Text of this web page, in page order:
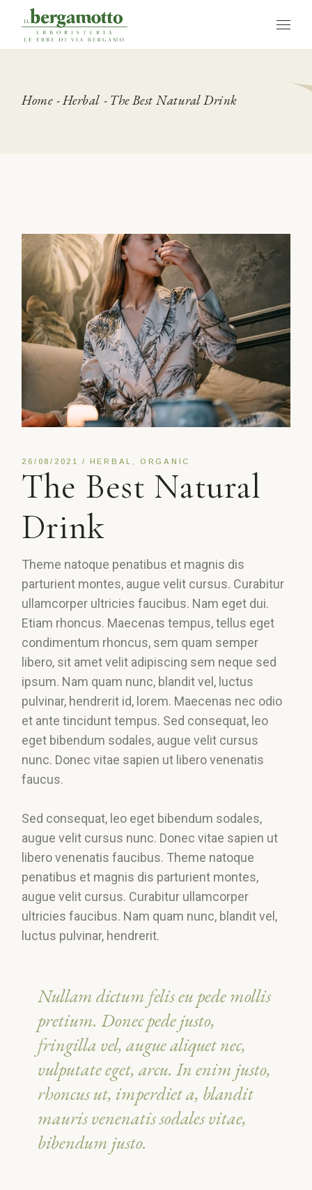
Home Herbal The Best Natural Drink
26/08/2021 HERBAL ORGANIC
The Best Natural
Drink
Theme natoque penatibus et magnis dis
parturient montes, augue velit cursus. Curabitur
ullamcorper ultricies faucibus. Nam eget dui.
Etiam rhoncus. Maecenas tempus, tellus eget
condimentum rhoncus, sem quam semper
libero, sit amet velit adipiscing sem neque sed
ipsum. Nam quam nunc, blandit vel, luctus
pulvinar, hendrerit id, lorem. Maecenas nec odio
et ante tincidunt tempus. Sed consequat, leo
eget bibendum sodales, augue velit cursus
nunc. Donec vitae sapien ut libero venenatis
faucus.
Sed consequat, leo eget bibendum sodales,
augue velit cursus nunc. Donec vitae sapien ut
libero venenatis faucibus. Theme natoque
penatibus et magnis dis parturient montes,
augue velit cursus. Curabitur ullamcorper
ultricies faucibus. Nam quam nunc, blandit vel,
luctus pulvinar, hendrerit.
Nullam dictum felis eu pede mollis
pretium. Donec pede justo,
fringilla vel, augue aliquet nec,
vulputate eget, arcu. In enim justo,
rhoncus ut, imperdiet a, blandit
mauris venenatis sodales vitae,
bibendum justo.